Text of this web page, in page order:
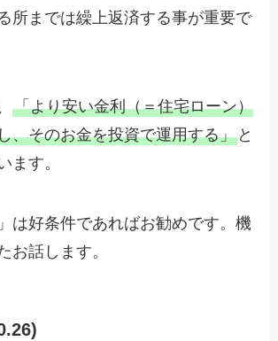
所までは繰上返済する事が重要で
「より安い金利（＝住宅ローン）
、そのお金を投資で運用する」 と
ます。
は好条件であればお勧めです。機
お話します。